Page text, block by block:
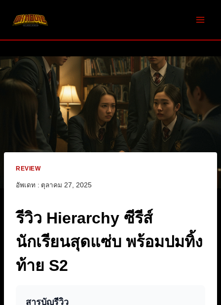
REVIEW
อัพเดท : ตุลาคม 27, 2025
รีวิว Hierarchy ซีรีส์
นักเรียนสุดแซ่บ พร้อมปมทิ้ง
ท้าย S2
สารบัญรีวิว